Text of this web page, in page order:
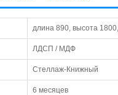
длина 890, высота
ЛДСП / МДФ
Стеллаж-Книжный
6 месяцев